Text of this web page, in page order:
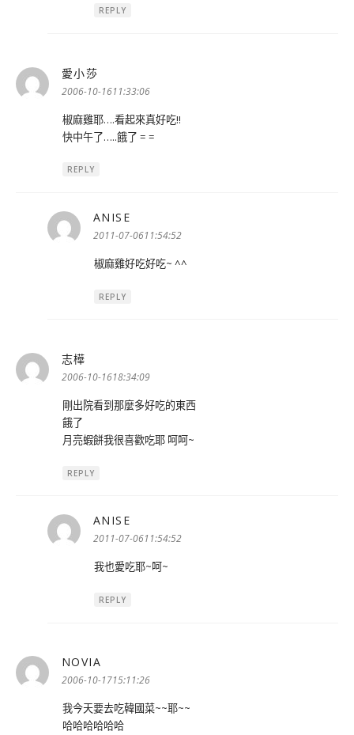
REPLY
愛小莎
示:
2006-10-1611:33:06
椒麻雞耶….看起來真好吃!!
快中午了…..餓了 = =
REPLY
ANISE
示:
2011-07-0611:54:52
椒麻雞好吃好吃~ ^^
REPLY
志樺
示:
2006-10-1618:34:09
剛出院看到那麼多好吃的東西
餓了
月亮蝦餅我很喜歡吃耶 呵呵~
REPLY
ANISE
示:
2011-07-0611:54:52
我也愛吃耶~呵~
REPLY
NOVIA
示:
2006-10-1715:11:26
我今天要去吃韓國菜~~耶~~
哈哈哈哈哈哈